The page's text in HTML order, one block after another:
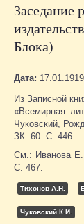
Заседание
Блока)
Дата: 17.01.1919
Из Записной
«Всемирная
Чуковский,
ЗК. 60. С. 446.
См.: Иванова
С. 467.
Тихонов А.Н.
Чуковский К.И.